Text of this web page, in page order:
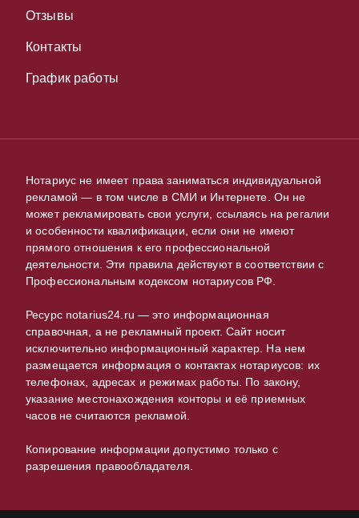
Отзывы
Контакты
График работы
Нотариус не имеет права заниматься индивидуальной
рекламой — в том числе в СМИ и Интернете. Он не
может рекламировать свои услуги, ссылаясь на регалии
и особенности квалификации, если они не имеют
прямого отношения к его профессиональной
деятельности. Эти правила действуют в соответствии с
Профессиональным кодексом нотариусов РФ.
Ресурс notarius24.ru — это информационная
справочная, а не рекламный проект. Сайт носит
исключительно информационный характер. На нем
размещается информация о контактах нотариусов: их
телефонах, адресах и режимах работы. По закону,
указание местонахождения конторы и её приемных
часов не считаются рекламой.
Копирование информации допустимо только с
разрешения правообладателя.